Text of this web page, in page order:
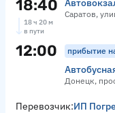
18:40 Саратов,
18 ч 20 м
в пути
12:00 прибытие
Донецк,
Перевозчик:ИП